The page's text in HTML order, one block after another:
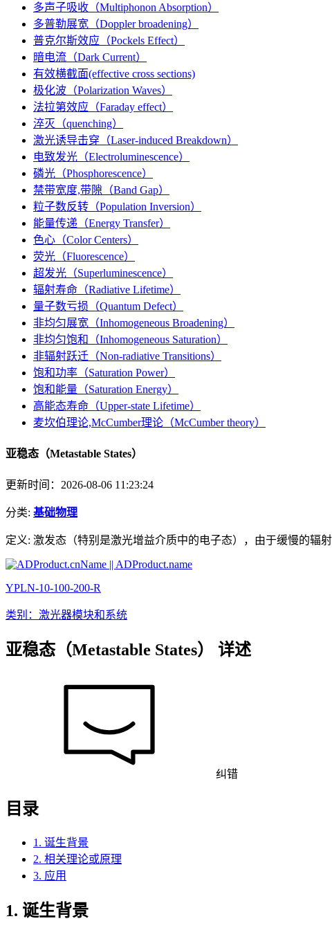
多声子吸收（Multiphonon Absorption）
多普勒展宽（Doppler broadening）
普克尔斯效应（Pockels Effect）
暗电流（Dark Current）
有效横截面(effective cross sections)
极化波（Polarization Waves）
法拉第效应（Faraday effect）
淬灭（quenching）
激光诱导击穿（Laser-induced Breakdown）
电致发光（Electroluminescence）
磷光（Phosphorescence）
禁带宽度,带隙（Band Gap）
粒子数反转（Population Inversion）
能量传递（Energy Transfer）
色心（Color Centers）
荧光（Fluorescence）
超发光（Superluminescence）
辐射寿命（Radiative Lifetime）
量子数亏损（Quantum Defect）
非均匀展宽（Inhomogeneous Broadening）
非均匀饱和（Inhomogeneous Saturation）
非辐射跃迁（Non-radiative Transitions）
饱和功率（Saturation Power）
饱和能量（Saturation Energy）
高能态寿命（Upper-state Lifetime）
麦坎伯理论,McCumber理论（McCumber theory）
亚稳态（Metastable States）
更新时间：2026-08-06 11:23:24
分类: 基础物理
定义: 激发态（特别是激光增益介质中的电子态），由于缓慢的辐
YPLN-10-100-200-R
类别：激光器模块和系统
亚稳态（Metastable States） 详述
纠错
目录
1. 诞生背景
2. 相关理论或原理
3. 应用
1. 诞生背景